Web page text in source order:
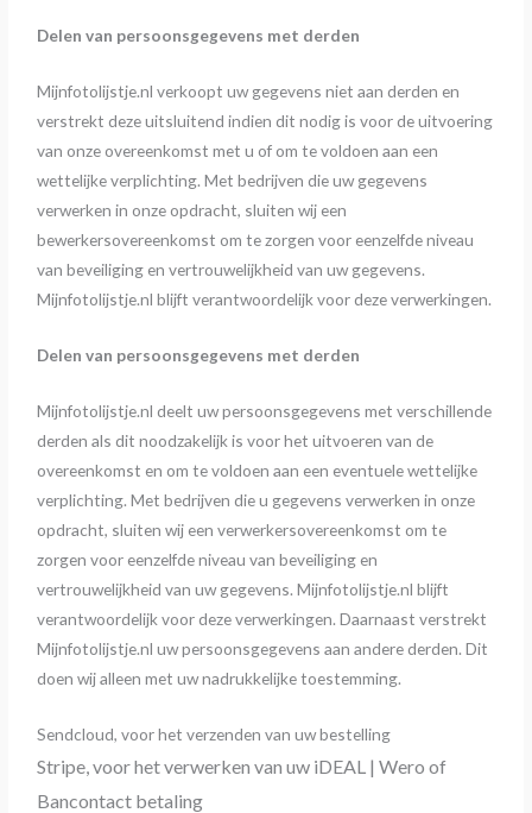
Delen van persoonsgegevens met derden
Mijnfotolijstje.nl verkoopt uw gegevens niet aan derden en
verstrekt deze uitsluitend indien dit nodig is voor de uitvoering
van onze overeenkomst met u of om te voldoen aan een
wettelijke verplichting. Met bedrijven die uw gegevens
verwerken in onze opdracht, sluiten wij een
bewerkersovereenkomst om te zorgen voor eenzelfde niveau
van beveiliging en vertrouwelijkheid van uw gegevens.
Mijnfotolijstje.nl blijft verantwoordelijk voor deze verwerkingen.
Delen van persoonsgegevens met derden
Mijnfotolijstje.nl deelt uw persoonsgegevens met verschillende
derden als dit noodzakelijk is voor het uitvoeren van de
overeenkomst en om te voldoen aan een eventuele wettelijke
verplichting. Met bedrijven die u gegevens verwerken in onze
opdracht, sluiten wij een verwerkersovereenkomst om te
zorgen voor eenzelfde niveau van beveiliging en
vertrouwelijkheid van uw gegevens. Mijnfotolijstje.nl blijft
verantwoordelijk voor deze verwerkingen. Daarnaast verstrekt
Mijnfotolijstje.nl uw persoonsgegevens aan andere derden. Dit
doen wij alleen met uw nadrukkelijke toestemming.
Sendcloud, voor het verzenden van uw bestelling
Stripe, voor het verwerken van uw iDEAL | Wero of
Bancontact betaling